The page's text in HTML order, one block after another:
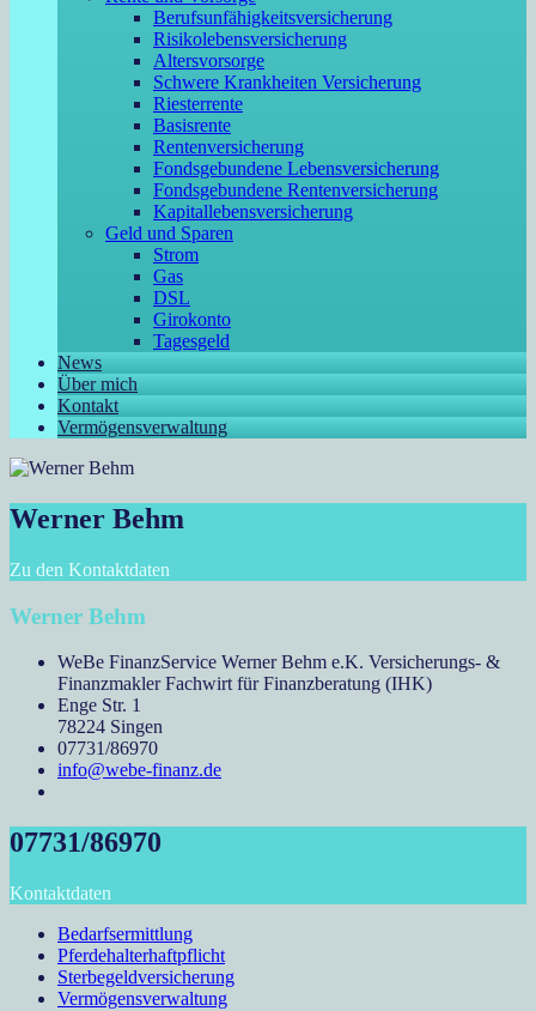
Berufs­unfähigkeitsversicherung
Risikolebensversicherung
Altersvorsorge
Schwere Krankheiten Versicherung
Riesterrente
Basisrente
Rentenversicherung
Fondsgebundene Lebensversicherung
Fondsgebundene Rentenversicherung
Kapitallebensversicherung
Geld und Sparen
Strom
Gas
DSL
Girokonto
Tagesgeld
News
Über mich
Kontakt
Vermögensverwaltung
Werner Behm
Zu den Kontaktdaten
Werner Behm
WeBe FinanzService Werner Behm e.K. Versicherungs- &
Finanzmakler Fachwirt für Finanzberatung (IHK)
Enge Str. 1
78224 Singen
07731/86970
info@webe-finanz.de
07731/86970
Kontaktdaten
Bedarfsermittlung
Pferdehalterhaftpflicht
Sterbegeldversicherung
Vermögensverwaltung